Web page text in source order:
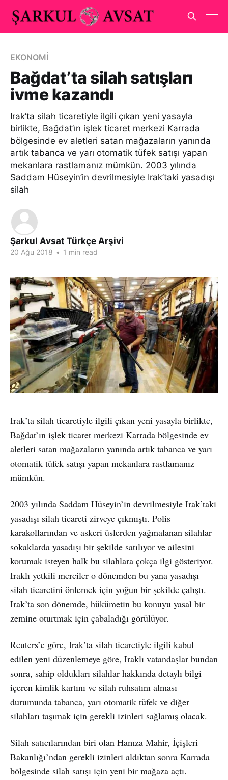
EKONOMİ
Bağdat’ta silah satışları
ivme kazandı
Irak’ta silah ticaretiyle ilgili çıkan yeni yasayla
birlikte, Bağdat’ın işlek ticaret merkezi Karrada
bölgesinde ev aletleri satan mağazaların yanında
artık tabanca ve yarı otomatik tüfek satışı yapan
mekanlara rastlamanız mümkün. 2003 yılında
Saddam Hüseyin’in devrilmesiyle Irak’taki yasadışı
silah
Şarkul Avsat Türkçe Arşivi
20 Ağu 2018 • 1 min read
Irak’ta silah ticaretiyle ilgili çıkan yeni yasayla birlikte,
Bağdat’ın işlek ticaret merkezi Karrada bölgesinde ev
aletleri satan mağazaların yanında artık tabanca ve yarı
otomatik tüfek satışı yapan mekanlara rastlamanız
mümkün.
2003 yılında Saddam Hüseyin’in devrilmesiyle Irak’taki
yasadışı silah ticareti zirveye çıkmıştı. Polis
karakollarından ve askeri üslerden yağmalanan silahlar
sokaklarda yasadışı bir şekilde satılıyor ve ailesini
korumak isteyen halk bu silahlara çokça ilgi gösteriyor.
Iraklı yetkili merciler o dönemden bu yana yasadışı
silah ticaretini önlemek için yoğun bir şekilde çalıştı.
Irak’ta son dönemde, hükümetin bu konuyu yasal bir
zemine oturtmak için çabaladığı görülüyor.
Reuters’e göre, Irak’ta silah ticaretiyle ilgili kabul
edilen yeni düzenlemeye göre, Iraklı vatandaşlar bundan
sonra, sahip oldukları silahlar hakkında detaylı bilgi
içeren kimlik kartını ve silah ruhsatını alması
durumunda tabanca, yarı otomatik tüfek ve diğer
silahları taşımak için gerekli izinleri sağlamış olacak.
Silah satıcılarından biri olan Hamza Mahir, İçişleri
Bakanlığı’ndan gerekli izinleri aldıktan sonra Karrada
bölgesinde silah satışı için yeni bir mağaza açtı.